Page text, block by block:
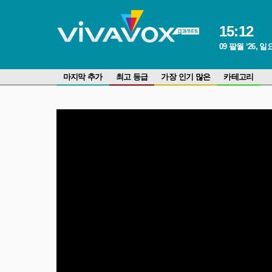
15:12
09 팔월 ‘26, 일
마지막 추가 최고 등급 가장 인기 많은 카테고리